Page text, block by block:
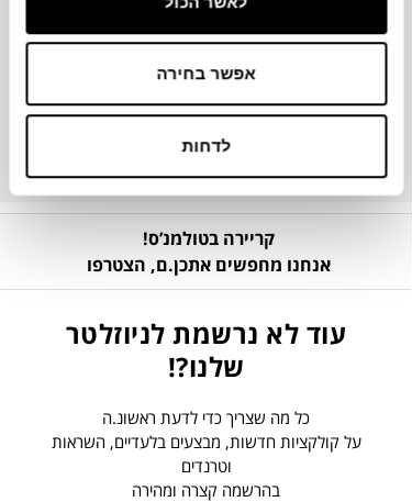
אפשר בחירה
לדחות
מק"ט
פרטים נוספים
קריירה בטולמנ’ס!
אנחנו מחפשים אתכן.ם, הצטרפו
עוד לא נרשמת לניוזלטר
שלנו?!
כל מה שצריך כדי לדעת ראשונ.ה
על קולקציות חדשות, מבצעים בלעדיים, השראות
וטרנדים
בהרשמה קצרה ומהירה